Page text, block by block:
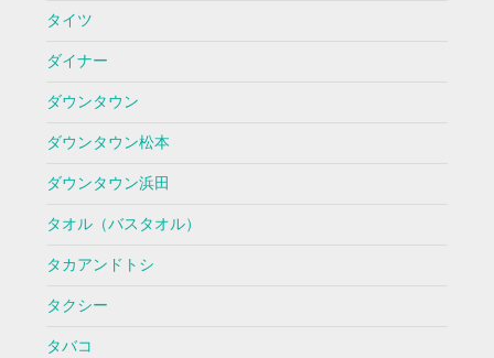
タイツ
ダイナー
ダウンタウン
ダウンタウン松本
ダウンタウン浜田
タオル（バスタオル）
タカアンドトシ
タクシー
タバコ